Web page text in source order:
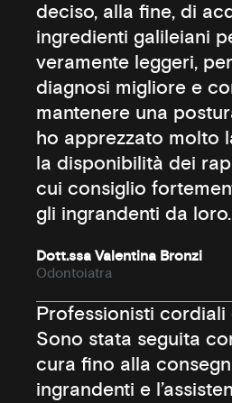
deciso, alla fine, di
ingredienti galileiani
veramente leggeri,
diagnosi migliore e
mantenere una
ho apprezzato molto
la disponibilità dei
cui consiglio
gli ingrandenti da loro.
Dott.ssa Valentina Bronzi
Odontoiatra
Professionisti cordiali
Sono stata seguita
cura fino alla
ingrandenti e